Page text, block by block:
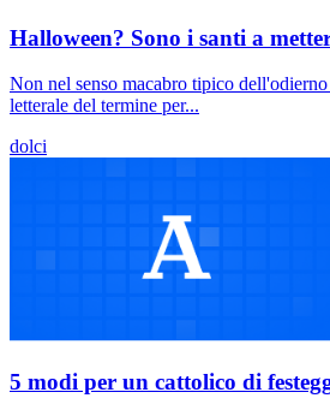
Halloween? Sono i santi a
Non nel senso macabro tipico
letterale del termine per...
dolci
5 modi per un cattolico di